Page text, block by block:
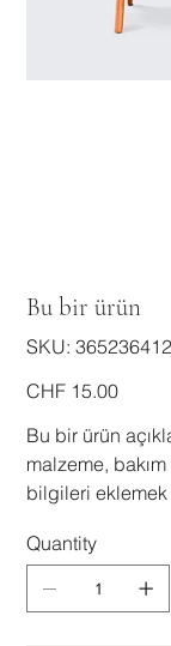
Bu bir ürün
SKU: SKU
Price
CHF 15.00
Bu bir ürün
malzeme,
bilgileri
Quantity